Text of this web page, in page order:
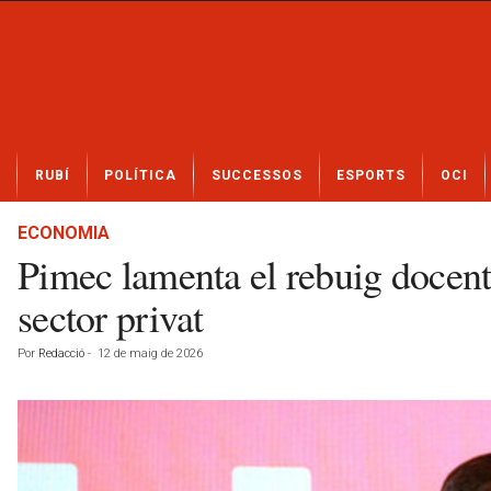
t
RUBÍ POLÍTICA SUCCESSOS ESPORTS OCI
ECONOMIA
Pimec lamenta el rebuig
sector privat
Por Redacció - 12 de maig de 2026